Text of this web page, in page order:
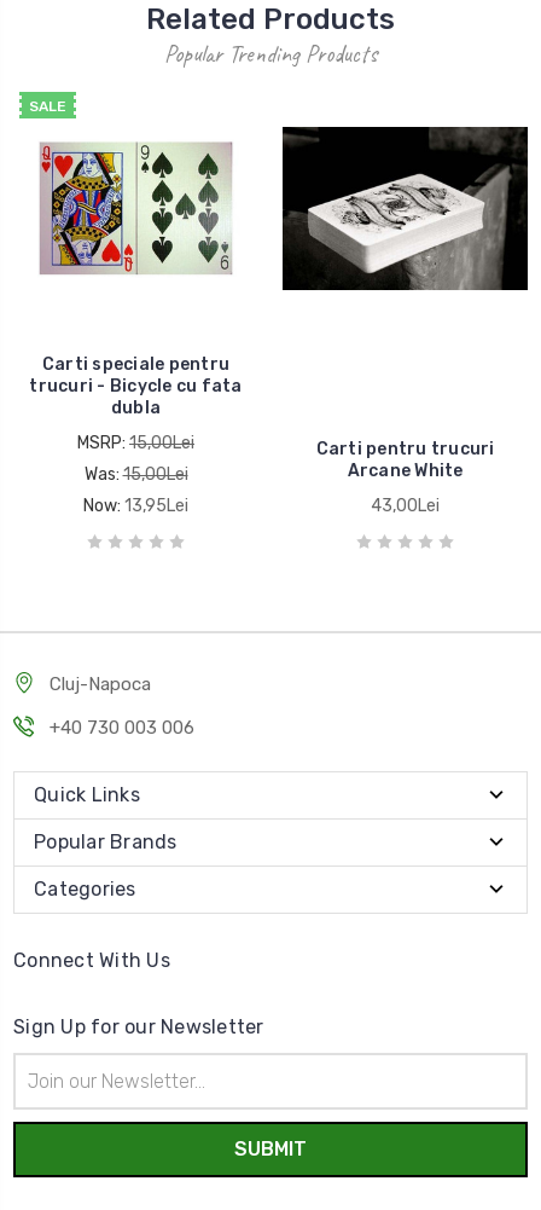
Related Products
Popular Trending Products
SALE
Carti speciale pentru
trucuri - Bicycle cu fata
dubla
MSRP: 15,00Lei
Was:15,00Lei
Now: 13,95Lei
Carti pentru trucuri
Arcane White
43,00Lei
Cluj-Napoca
+40 730 003 006
Quick Links
Popular Brands
Categories
Connect With Us
Sign Up for our Newsletter
Address